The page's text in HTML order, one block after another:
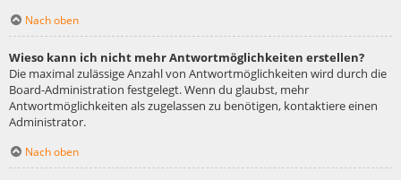
Nach oben
Wieso kann ich nicht mehr Antwortmöglichkeiten erstellen?
Die maximal zulässige Anzahl von Antwortmöglichkeiten wird durch die
Board-Administration festgelegt. Wenn du glaubst, mehr
Antwortmöglichkeiten als zugelassen zu benötigen, kontaktiere einen
Administrator.
Nach oben